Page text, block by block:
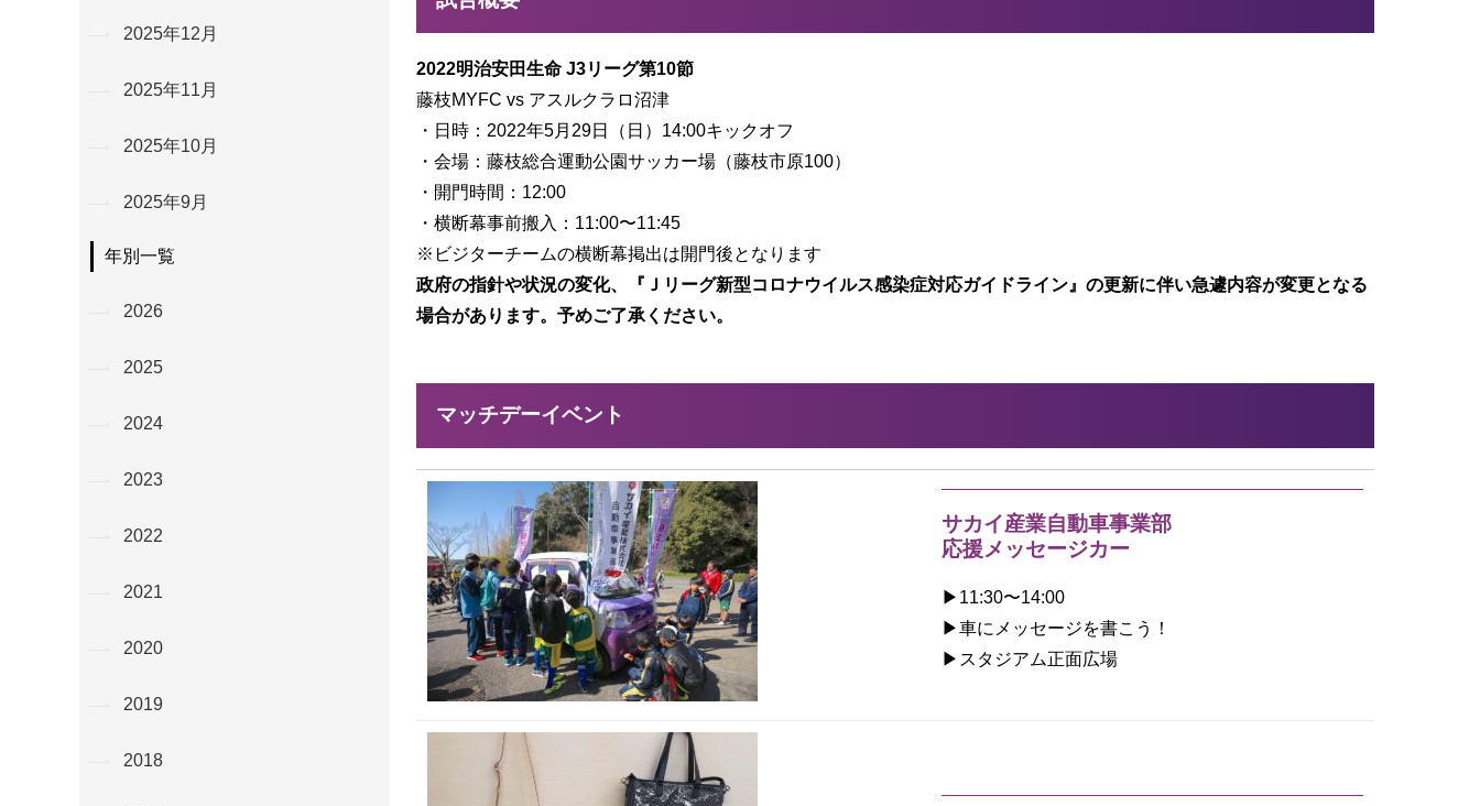
2022明治安田生命 J3リーグ第10節
藤枝MYFC vs アスルクラロ沼津
・日時：2022年5月29日（日）14:00キックオフ
・会場：藤枝総合運動公園サッカー場（藤枝市原100）
・開門時間：12:00
・横断幕事前搬入：11:00〜11:45
※ビジターチームの横断幕掲出は開門後となります
政府の指針や状況の変化、『Ｊリーグ新型コロナウイルス感染症対応ガイドライン』の更新に伴い急遽内容が変更となる
場合があります。予めご了承ください。
マッチデーイベント
サカイ産業自動車事業部
応援メッセージカー
▶︎11:30〜14:00
▶︎車にメッセージを書こう！
▶︎スタジアム正面広場
2025年12月
2025年11月
2025年10月
2025年9月
年別一覧
2026
2025
2024
2023
2022
2021
2020
2019
2018